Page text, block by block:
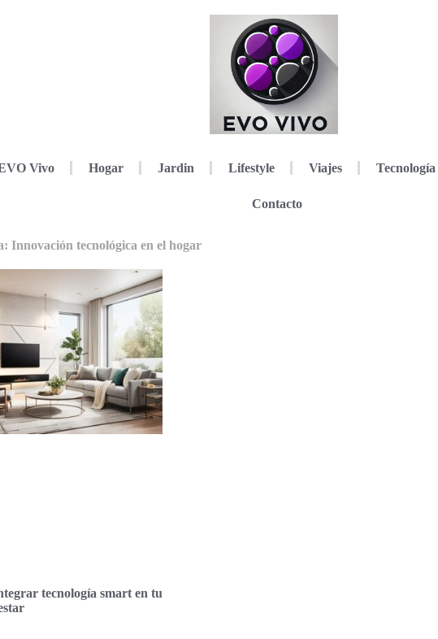
Vivo Hogar Jardin Lifestyle Viajes Tecnología
Contacto
Innovación tecnológica en el hogar
tecnología smart en tu